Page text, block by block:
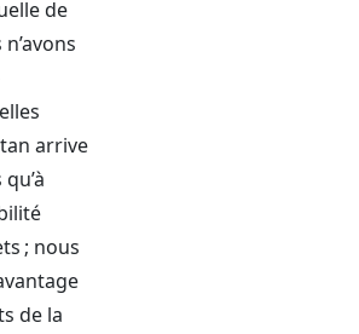
de
arrive
; nous
de la